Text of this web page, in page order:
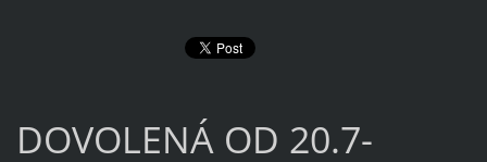
DOVOLENÁ OD 20.7-